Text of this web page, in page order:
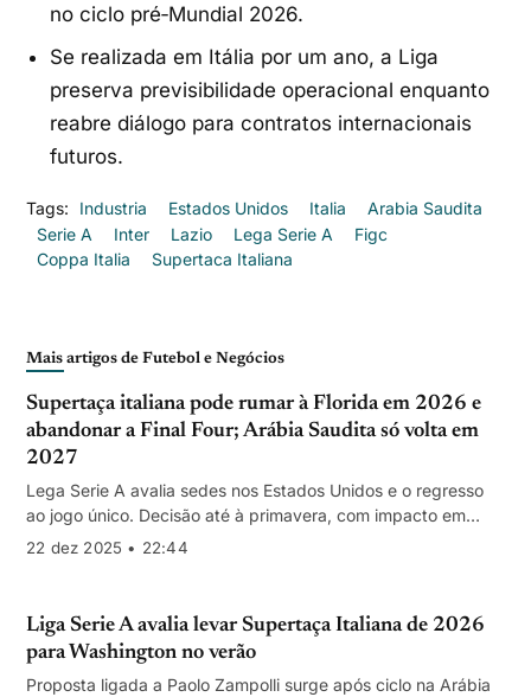
no ciclo pré‑Mundial 2026.
Se realizada em Itália por um ano, a Liga
preserva previsibilidade operacional enquanto
reabre diálogo para contratos internacionais
futuros.
Tags: Industria Estados Unidos Italia
Arabia Saudita
Serie A
Inter Lazio Lega Serie A
Figc
Coppa Italia
Supertaca Italiana
Mais artigos de Futebol e Negócios
Supertaça italiana pode rumar à Florida em 2026 e
abandonar a Final Four; Arábia Saudita só volta em
2027
Lega Serie A avalia sedes nos Estados Unidos e o regresso
ao jogo único. Decisão até à primavera, com impacto em
receitas de transmissão e patrocínios.
22 dez 2025 • 22:44
Liga Serie A avalia levar Supertaça Italiana de 2026
para Washington no verão
Proposta ligada a Paolo Zampolli surge após ciclo na Arábia